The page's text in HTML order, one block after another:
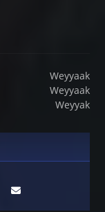
Weyyaak
Weyyaak
Weyyak